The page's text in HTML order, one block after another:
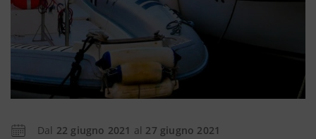
Dal 22 giugno 2021 al 27 giugno 2021